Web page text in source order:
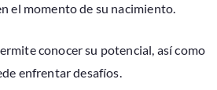
el momento de su nacimiento.
conocer su potencial, así como
enfrentar desafíos.